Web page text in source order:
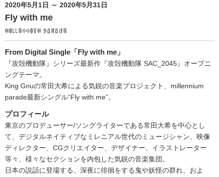
2020年5月1日 ～ 2020年5月31日
Fly with me
ꉈꀧ꒒꒒ꁄꍈꍈꀧ꒦ꉈ ꉣꅔꎡꅔꁕꁄ
From Digital Single「Fly with me」
『攻殻機動隊』シリーズ最新作『攻殻機動隊 SAC_2045』オープニ
ングテーマ。
King Gnuの常田大希による気鋭の音楽プロジェクト、millennium
parade最新シングル“Fly with me”。
プロフィール
東京のプロデューサー/ソングライターである常⽥⼤希を中⼼とし
て、デジタルネイティブなミレニアル世代のミュージシャン、映像
ディレクター、CGクリエイター、デザイナー、イラストレーター
等々、様々なセクションを内包した気鋭の⾳楽集団。
⽇本の説話に登場する、深夜に徘徊をする⻤や妖怪の群れ、およ